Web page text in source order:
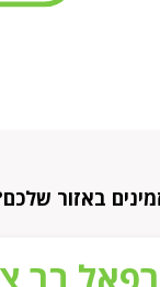
באזור